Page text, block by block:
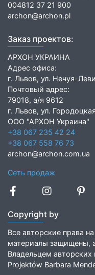
004812 37 21 900
archon@archon.pl
Заказ проектов:
АРХОН УКРАИНА
Адрес офиса:
г. Львов, ул. Нечуя-
Почтовый адрес:
79018, а/я 9612
г. Львов, ул.
ООО "АРХОН Украина"
+38 067 235 42 24
+38 067 558 76 73
archon@archon.com.ua
Сеть продаж
Copyright by
Все авторские права
материалы защищены,
Владельцем авторских
Projektów Barbara